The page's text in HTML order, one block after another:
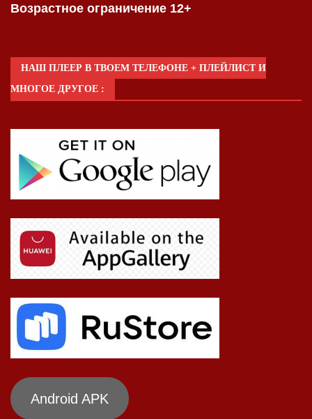
Возрастное ограничение 12+
НАШ ПЛЕЕР В ТВОЕМ ТЕЛЕФОНЕ + ПЛЕЙЛИСТ И
МНОГОЕ ДРУГОЕ :
Android APK